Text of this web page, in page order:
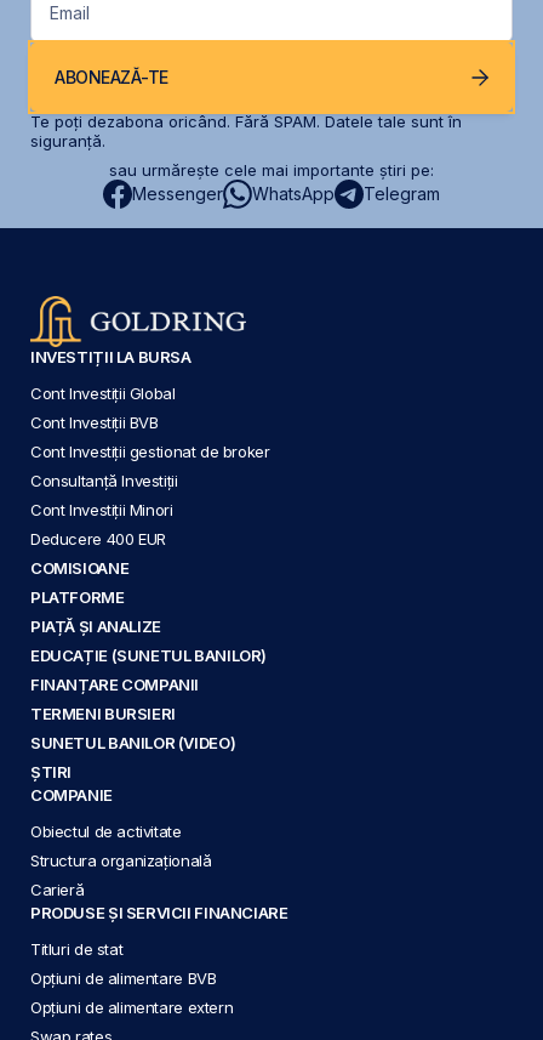
Email
ABONEAZĂ-TE
Te poți dezabona oricând. Fără SPAM. Datele tale sunt în
siguranță.
sau urmărește cele mai importante știri pe:
Messenger WhatsApp Telegram
INVESTIȚII LA BURSA
Cont Investiții Global
Cont Investiții BVB
Cont Investiții gestionat de broker
Consultanță Investiții
Cont Investiții Minori
Deducere 400 EUR
COMISIOANE
PLATFORME
PIAȚĂ ȘI ANALIZE
EDUCAȚIE (SUNETUL BANILOR)
FINANȚARE COMPANII
TERMENI BURSIERI
SUNETUL BANILOR (VIDEO)
ȘTIRI
COMPANIE
Obiectul de activitate
Structura organizațională
Carieră
PRODUSE ȘI SERVICII FINANCIARE
Titluri de stat
Opțiuni de alimentare BVB
Opțiuni de alimentare extern
Swap rates